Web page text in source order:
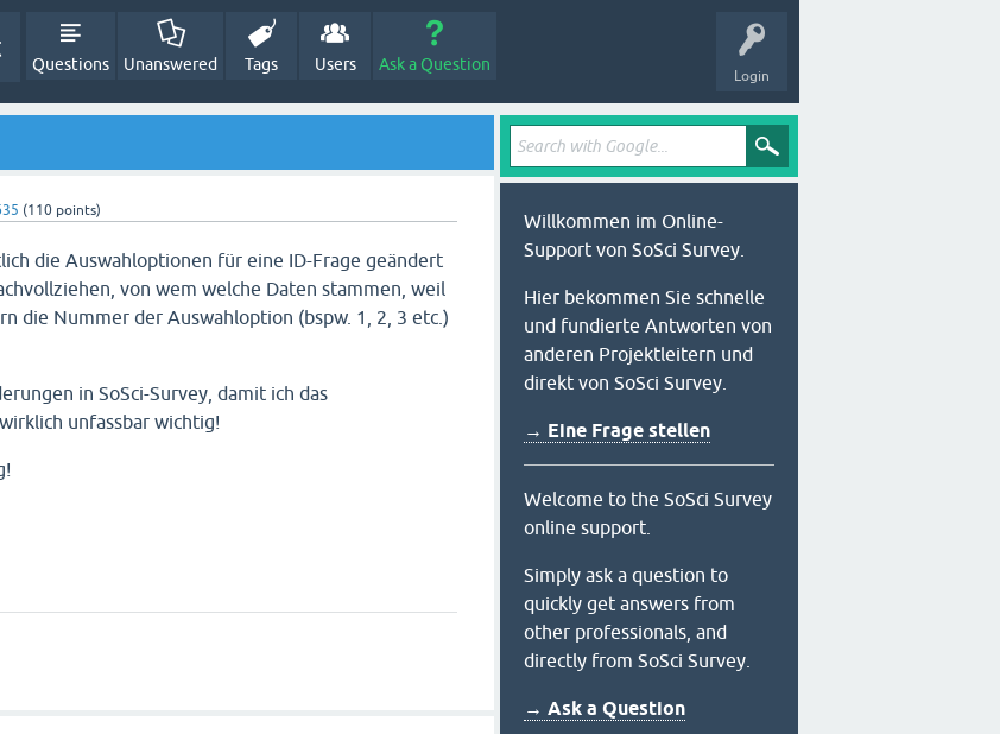
Login
Questions Unanswered Tags Users Ask a Question
(110 points)
die Auswahloptionen für eine ID-Frage geändert
von wem welche Daten stammen, weil
die Nummer der Auswahloption (bspw. 1, 2, 3 etc.)
in SoSci-Survey, damit ich das
unfassbar wichtig!
Willkommen im Online-
Support von SoSci Survey.
Hier bekommen Sie schnelle
und fundierte Antworten von
anderen Projektleitern und
direkt von SoSci Survey.
→ Eine Frage stellen
Welcome to the SoSci Survey
online support.
Simply ask a question to
quickly get answers from
other professionals, and
directly from SoSci Survey.
→ Ask a Question